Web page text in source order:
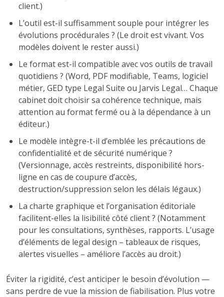
client.)
L’outil est-il suffisamment souple pour intégrer les
évolutions procédurales ? (Le droit est vivant. Vos
modèles doivent le rester aussi.)
Le format est-il compatible avec vos outils de travail
quotidiens ? (Word, PDF modifiable, Teams, logiciel
métier, GED type Legal Suite ou Jarvis Legal… Chaque
cabinet doit choisir sa cohérence technique, mais
attention au format fermé ou à la dépendance à un
éditeur.)
Le modèle intègre-t-il d’emblée les précautions de
confidentialité et de sécurité numérique ?
(Versionnage, accès restreints, disponibilité hors-
ligne en cas de coupure d’accès,
destruction/suppression selon les délais légaux.)
La charte graphique et l’organisation éditoriale
facilitent-elles la lisibilité côté client ? (Notamment
pour les consultations, synthèses, rapports. L’usage
d’éléments de legal design – tableaux de risques,
alertes visuelles – améliore l’accès au droit.)
Éviter la rigidité, c’est anticiper le besoin d’évolution —
sans perdre de vue la mission de fiabilisation. Plus votre